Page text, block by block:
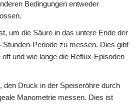
Bedingungen entweder
um die Säure in das untere Ende der
Stunden-Periode zu messen. Dies gibt
und wie lange die Reflux-Episoden
den Druck in der Speiseröhre durch
Manometrie messen. Dies ist